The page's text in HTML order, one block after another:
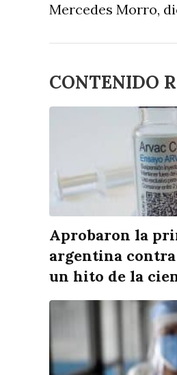
Mercedes Morro,
CONTENIDO
Aprobaron la
argentina
un hito de la